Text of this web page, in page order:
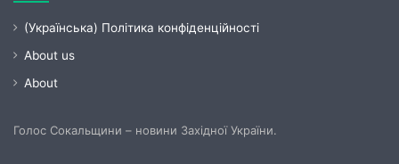
(Українська) Політика конфіденційності
About us
About
Голос Сокальщини – новини Західної України.